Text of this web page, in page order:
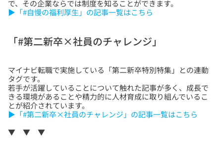
▶「#自慢の福利厚生」の記事一覧はこちら
「#第二新卒×社員のチャレンジ」
マイナビ転職で実施している「第二新卒特別特集」との連動
タグです。
若手が活躍していることについて触れた記事が多く、成長で
きる環境があることや精力的に人材育成に取り組んでいるこ
▶「#第二新卒×社員のチャレンジ」の記事一覧はこちら